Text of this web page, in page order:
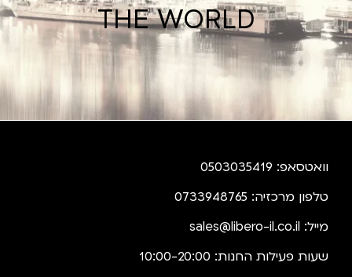
THE WORLD
וואטסאפ: 0503035419
טלפון מרכזיה: 0733948765
מייל: sales@libero-il.co.il
שעות פעילות החנות: 10:00-20:00